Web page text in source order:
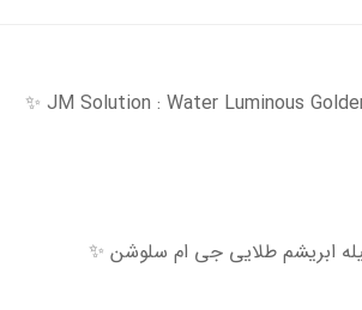
ابریشم طلایی جی ام سلوشن ✨